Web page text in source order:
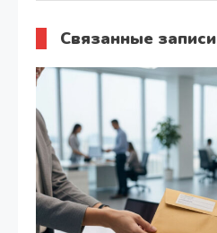
Связанные записи